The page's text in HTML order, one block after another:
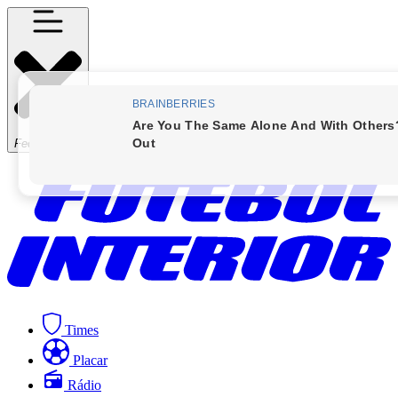
Fechar Menu
Times
Placar
Rádio